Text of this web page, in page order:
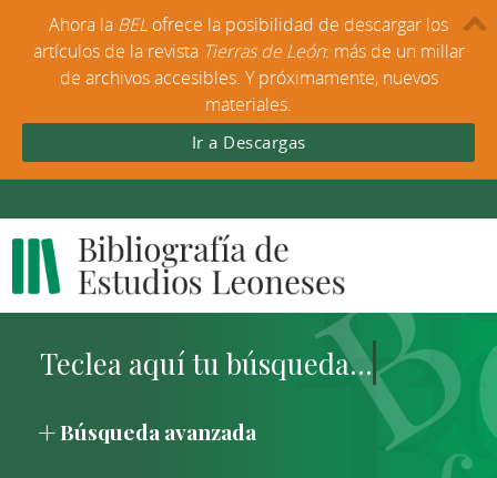
Búsqueda avanzada
Ahora la BEL ofrece la posibilidad de descargar los
artículos de la revista Tierras de León: más de un millar
de archivos accesibles. Y próximamente, nuevos
materiales.
Ir a Descargas